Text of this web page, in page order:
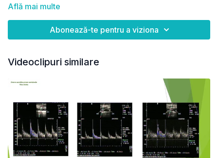
Află mai multe
Abonează-te pentru a viziona
Videoclipuri similare